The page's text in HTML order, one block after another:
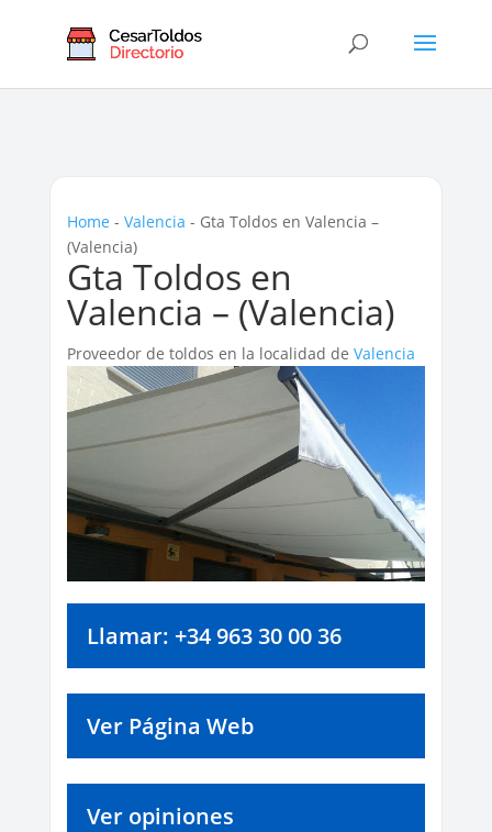
Home - Valencia - Gta Toldos en Valencia –
(Valencia)
Gta Toldos en
Valencia – (Valencia)
Proveedor de toldos en la localidad de Valencia
Llamar: +34 963 30 00 36
Ver Página Web
Ver opiniones